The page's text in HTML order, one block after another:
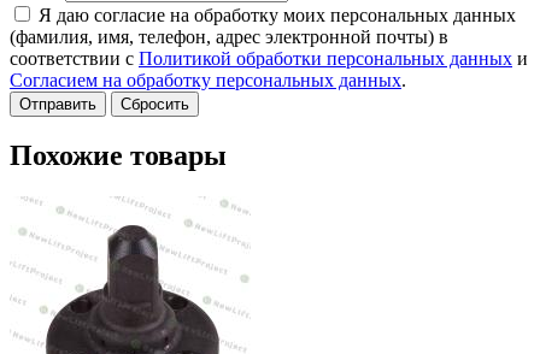
Я даю согласие на обработку моих персональных данных
(фамилия, имя, телефон, адрес электронной почты) в
соответствии с Политикой обработки персональных данных и
Согласием на обработку персональных данных.
Сбросить
Похожие товары